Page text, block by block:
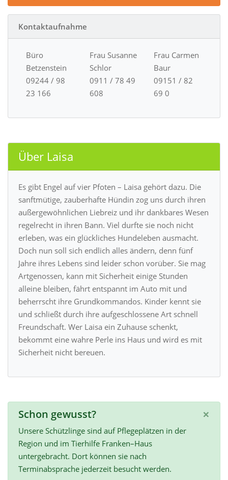
Kontaktaufnahme
Büro
Betzenstein
09244 / 98
23 166
Frau Susanne
Schlor
0911 / 78 49
608
Frau Carmen
Baur
09151 / 82
69 0
Über Laisa
Es gibt Engel auf vier Pfoten – Laisa gehört dazu. Die
sanftmütige, zauberhafte Hündin zog uns durch ihren
außergewöhnlichen Liebreiz und ihr dankbares Wesen
regelrecht in ihren Bann. Viel durfte sie noch nicht
erleben, was ein glückliches Hundeleben ausmacht.
Doch nun soll sich endlich alles ändern, denn fünf
Jahre ihres Lebens sind leider schon vorüber. Sie mag
Artgenossen, kann mit Sicherheit einige Stunden
alleine bleiben, fährt entspannt im Auto mit und
beherrscht ihre Grundkommandos. Kinder kennt sie
und schließt durch ihre aufgeschlossene Art schnell
Freundschaft. Wer Laisa ein Zuhause schenkt,
bekommt eine wahre Perle ins Haus und wird es mit
Sicherheit nicht bereuen.
×
Schon gewusst?
Unsere Schützlinge sind auf Pflegeplätzen in der
Region und im Tierhilfe Franken–Haus
untergebracht. Dort können sie nach
Terminabsprache jederzeit besucht werden.